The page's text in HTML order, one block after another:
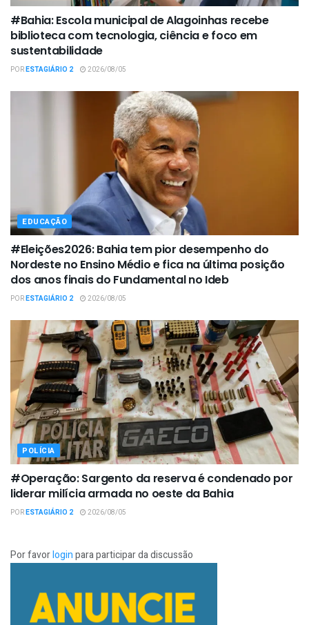
#Bahia: Escola municipal de Alagoinhas recebe
biblioteca com tecnologia, ciência e foco em
sustentabilidade
PORESTAGIÁRIO 2 2026/08/05
EDUCAÇÃO
#Eleições2026: Bahia tem pior desempenho do
Nordeste no Ensino Médio e fica na última posição
dos anos finais do Fundamental no Ideb
PORESTAGIÁRIO 2 2026/08/05
POLÍCIA
#Operação: Sargento da reserva é condenado por
liderar milícia armada no oeste da Bahia
PORESTAGIÁRIO 2 2026/08/05
Por favorloginpara participar da discussão